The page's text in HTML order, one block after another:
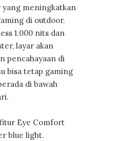
yang meningkatkan
di outdoor.
1.000 nits dan
layar akan
pencahayaan di
bisa tetap gaming
di bawah
Eye Comfort
blue light.